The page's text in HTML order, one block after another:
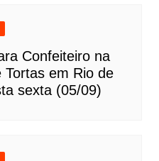
Confeiteiro na
em Rio de
sexta (05/09)